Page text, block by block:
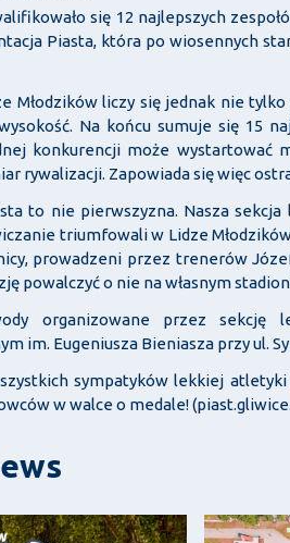
się 12 najlepszych
Piasta, która po wiosennych
Młodzików liczy się jednak nie
Na końcu sumuje się 15
konkurencji może wystartować
rywalizacji. Zapowiada się więc
to nie pierwszyzna. Nasza
triumfowali w Lidze
prowadzeni przez trenerów
powalczyć o nie na własnym
organizowane przez sekcję
im. Eugeniusza Bieniasza przy ul.
sympatyków lekkiej
w walce o medale!